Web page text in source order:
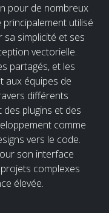
pour de nombreux
utilisé
sa simplicité et ses
vectorielle.
partagés, et les
aux équipes de
différents
plugins et des
comme
vers le code.
son interface
complexes
élevée.